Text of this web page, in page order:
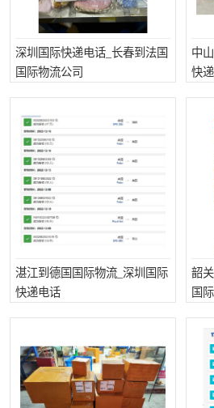
深圳国际快递电话_长春到法国
国际物流公司
中
快
湛江到德国国际物流_深圳国际
快递电话
韶
国